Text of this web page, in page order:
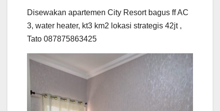
Disewakan apartemen City Resort bagus ff AC
3, water heater, kt3 km2 lokasi strategis 42jt ,
Tato 087875863425